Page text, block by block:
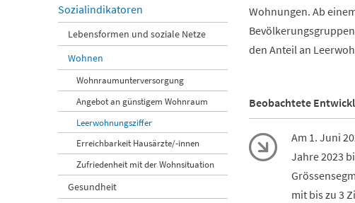
Wohnungen. Ab
den Anteil an
Beobachtete
Am 1. Juni
Jahre 2023
mit bis zu 3
Sozialindikatoren
Lebensformen und soziale Netze
Wohnen
Wohnraumunterversorgung
Angebot an günstigem Wohnraum
Leerwohnungsziffer
Erreichbarkeit Hausärzte/-innen
Zufriedenheit mit der Wohnsituation
Gesundheit